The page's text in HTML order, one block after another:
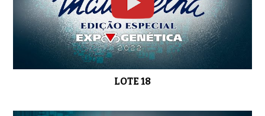
LOTE 18